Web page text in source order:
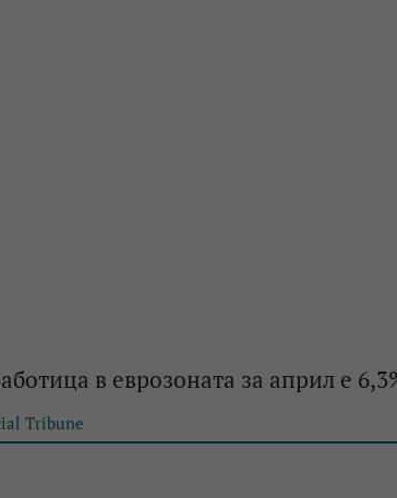
в еврозоната за април е
Tribune